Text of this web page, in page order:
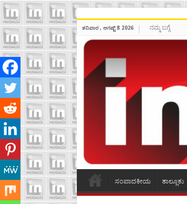
ಶನಿವಾರ , ಆಗಷ್ಟ್ 8 2026 ನಮ್ಮ ಬಗ್ಗೆ
ಸಂಪಾದಕೀಯ ತಾಲ್ಲೂಕು